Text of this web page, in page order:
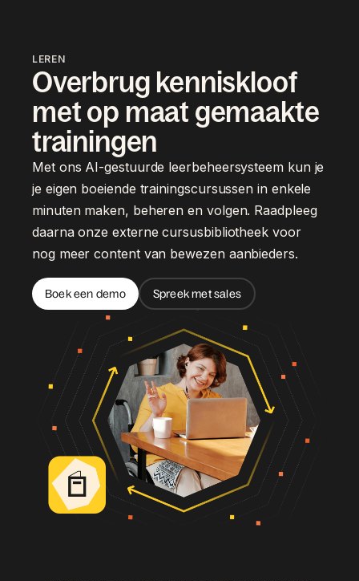
LEREN
Overbrug kenniskloof
met op maat gemaakte
trainingen
Met ons AI-gestuurde leerbeheersysteem kun je
je eigen boeiende trainingscursussen in enkele
minuten maken, beheren en volgen. Raadpleeg
daarna onze externe cursusbibliotheek voor
nog meer content van bewezen aanbieders.
Boek een demo Spreek met sales